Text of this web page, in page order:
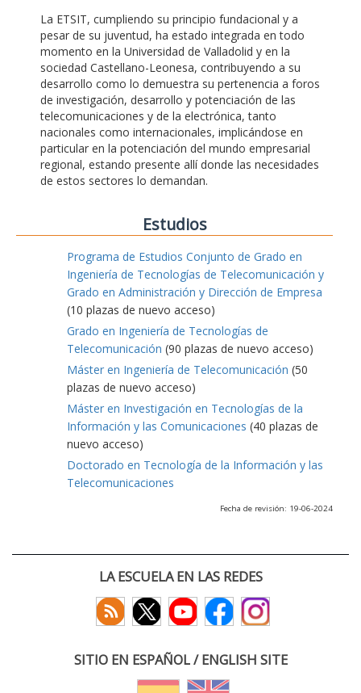
La ETSIT, cumpliendo su principio fundacional y a
pesar de su juventud, ha estado integrada en todo
momento en la Universidad de Valladolid y en la
sociedad Castellano-Leonesa, contribuyendo a su
desarrollo como lo demuestra su pertenencia a foros
de investigación, desarrollo y potenciación de las
telecomunicaciones y de la electrónica, tanto
nacionales como internacionales, implicándose en
particular en la potenciación del mundo empresarial
regional, estando presente allí donde las necesidades
de estos sectores lo demandan.
Estudios
Programa de Estudios Conjunto de Grado en
Ingeniería de Tecnologías de Telecomunicación y
Grado en Administración y Dirección de Empresa
(10 plazas de nuevo acceso)
Grado en Ingeniería de Tecnologías de
Telecomunicación (90 plazas de nuevo acceso)
Máster en Ingeniería de Telecomunicación (50
plazas de nuevo acceso)
Máster en Investigación en Tecnologías de la
Información y las Comunicaciones (40 plazas de
nuevo acceso)
Doctorado en Tecnología de la Información y las
Telecomunicaciones
Fecha de revisión: 19-06-2024
LA ESCUELA EN LAS REDES
SITIO EN ESPAÑOL / ENGLISH SITE